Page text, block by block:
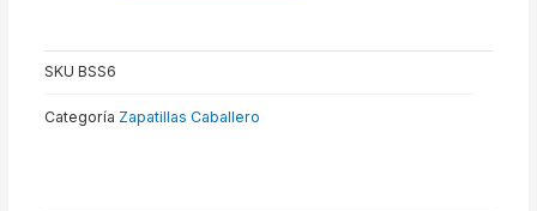
SKUBSS6
Categoría Zapatillas Caballero